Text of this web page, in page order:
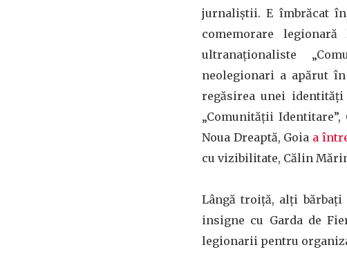
jurnaliștii. E îmbrăcat
comemorare
ultranaționaliste
neolegionari a apărut
regăsirea unei identități
„Comunității
Noua Dreaptă, Goia a
cu vizibilitate, Călin
Lângă troiță, alți
insigne cu Garda de
legionarii pentru